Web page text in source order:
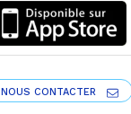
NOUS CONTACTER